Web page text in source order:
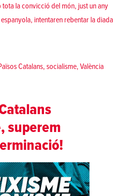
la convicció del món, just un any
intentaren rebentar la diada
des de i per al poble»
Catalans, socialisme, València
superem